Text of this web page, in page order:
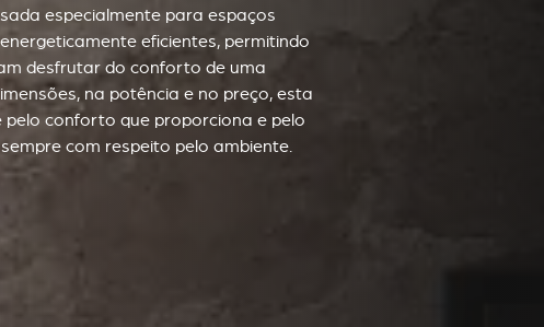
especialmente para espaços
eficientes, permitindo
desfrutar do conforto de uma
na potência e no preço, esta
conforto que proporciona e pelo
com respeito pelo ambiente.